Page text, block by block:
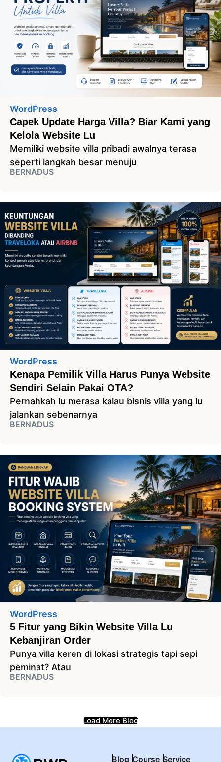
WordPress
Capek Update Harga Villa? Biar Kami yang
Kelola Website Lu
Memiliki website villa pribadi awalnya terasa
seperti langkah besar menuju
BERNADUS
WordPress
Kenapa Pemilik Villa Harus Punya Website
Sendiri Selain Pakai OTA?
Pernahkah lu merasa kalau bisnis villa yang lu
jalankan sebenarnya
BERNADUS
WordPress
5 Fitur yang Bikin Website Villa Lu
Kebanjiran Order
Punya villa keren di lokasi strategis tapi sepi
peminat? Atau
BERNADUS
Load More Blog
Blog Course Service